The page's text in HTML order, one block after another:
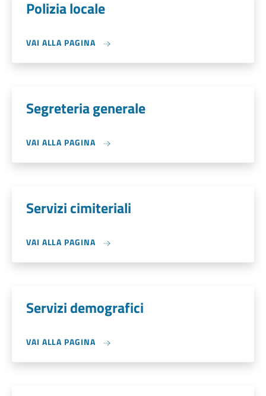
Polizia locale
VAI ALLA PAGINA
Segreteria generale
VAI ALLA PAGINA
Servizi cimiteriali
VAI ALLA PAGINA
Servizi demografici
VAI ALLA PAGINA